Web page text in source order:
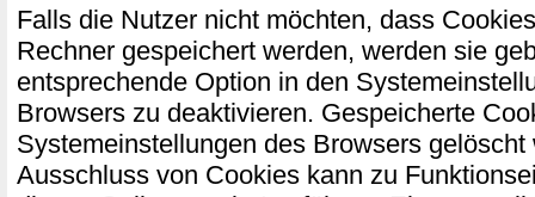
Falls die Nutzer nicht möchten, dass
Rechner gespeichert werden, werden sie
entsprechende Option in den
Browsers zu deaktivieren. Gespeicherte
Systemeinstellungen des Browsers gelöscht
Ausschluss von Cookies kann zu